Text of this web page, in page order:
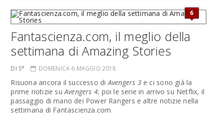
6
Fantascienza.com, il meglio della
settimana di Amazing Stories
DI S* DOMENICA 6 MAGGIO 2018
Risuona ancora il successo diAvengers 3e ci sono già la
prime notizie suAvengers 4; poi le serie in arrivo su Netflix, il
passaggio di mano dei Power Rangers e altre notizie nella
settimana di Fantascienza.com